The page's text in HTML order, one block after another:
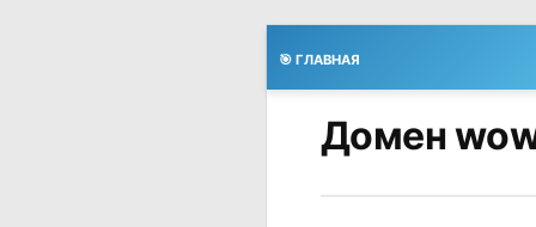
🎯 ГЛАВНАЯ
Домен